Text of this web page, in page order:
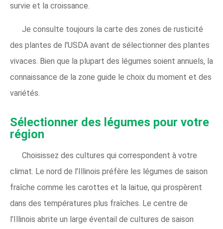
survie et la croissance.
Je consulte toujours la carte des zones de rusticité
des plantes de l'USDA avant de sélectionner des plantes
vivaces. Bien que la plupart des légumes soient annuels, la
connaissance de la zone guide le choix du moment et des
variétés.
Sélectionner des légumes pour votre
région
Choisissez des cultures qui correspondent à votre
climat. Le nord de l’Illinois préfère les légumes de saison
fraîche comme les carottes et la laitue, qui prospèrent
dans des températures plus fraîches. Le centre de
l’Illinois abrite un large éventail de cultures de saison